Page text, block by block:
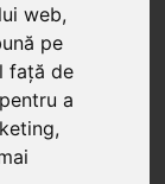
web,
pe
față de
a
,